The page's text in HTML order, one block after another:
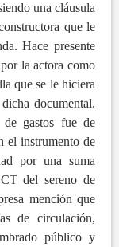
una cláusula
que le
Hace presente
la actora como
que se le hiciera
documental.
gastos fue de
el instrumento de
por una suma
del sereno de
mención que
de circulación,
público y